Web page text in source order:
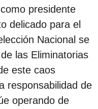
presidente
delicado para el
Nacional se
las Eliminatorias
este caos
responsabilidad de
operando de